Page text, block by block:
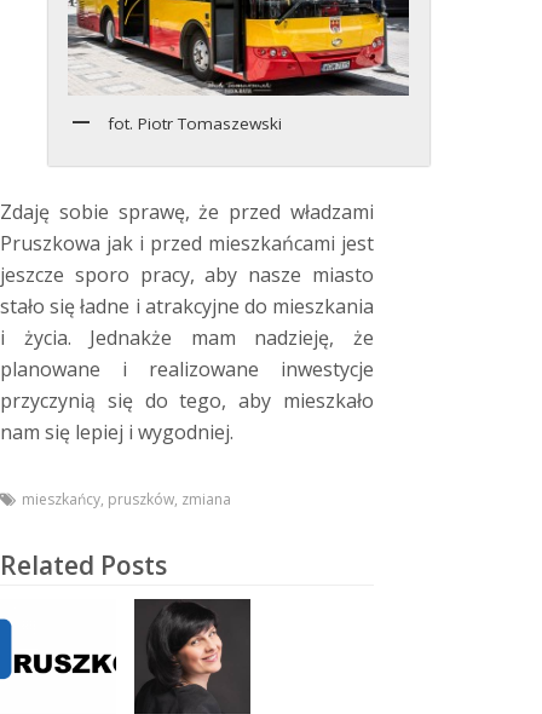
fot. Piotr Tomaszewski
Zdaję sobie sprawę, że przed władzami
Pruszkowa jak i przed mieszkańcami jest
jeszcze sporo pracy, aby nasze miasto
stało się ładne i atrakcyjne do mieszkania
i życia. Jednakże mam nadzieję, że
planowane i realizowane inwestycje
przyczynią się do tego, aby mieszkało
nam się lepiej i wygodniej.
mieszkańcy, pruszków, zmiana
Related Posts